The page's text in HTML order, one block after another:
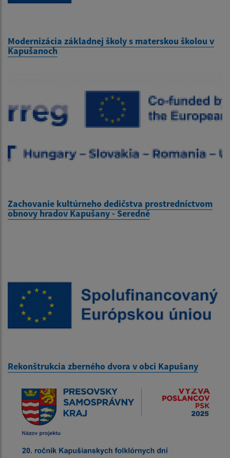
Modernizácia základnej školy s materskou školou v
Kapušanoch
Zachovanie kultúrneho dedičstva prostredníctvom
obnovy hradov Kapušany - Seredné
Rekonštrukcia zberného dvora v obci Kapušany